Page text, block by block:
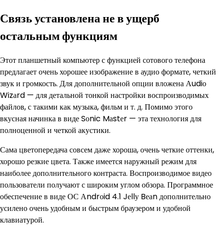
Связь установлена не в ущерб
остальным функциям
Этот планшетный компьютер с функцией сотового телефона
предлагает очень хорошее изображение в аудио формате, четкий
звук и громкость. Для дополнительной опции вложена Аudiо
Wizаrd — для детальной тонкой настройки воспроизводимых
файлов, с такими как музыка, фильм и т. д. Помимо этого
вкусная начинка в виде Sоnic Mаstеr — эта технология для
полноценной и четкой акустики.
Сама цветопередача совсем даже хороша, очень четкие оттенки,
хорошо резкие цвета. Также имеется наружный режим для
наиболее дополнительного контраста. Воспроизводимое видео
пользователи получают с широким углом обзора. Программное
обеспечение в виде ОС Аndrоid 4.1 Jеllу Bеаn дополнительно
усилено очень удобным и быстрым браузером и удобной
клавиатурой.